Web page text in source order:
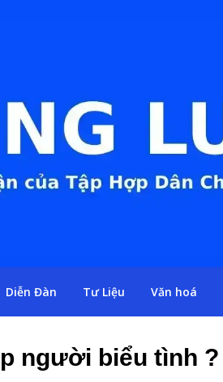
Diễn Đàn Tư Liệu Văn hoá
người biểu tình ?